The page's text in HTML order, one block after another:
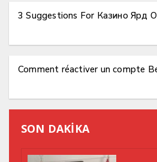
3 Suggestions For Казино Ярд
Comment réactiver un compte
SON DAKİKA